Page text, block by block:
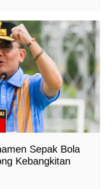
Sepak Bola
Kebangkitan